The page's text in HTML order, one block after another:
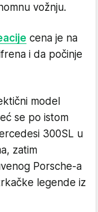
vožnju.
cena je na
i da počinje
model
se po istom
300SL u
zatim
Porsche-a
legende iz